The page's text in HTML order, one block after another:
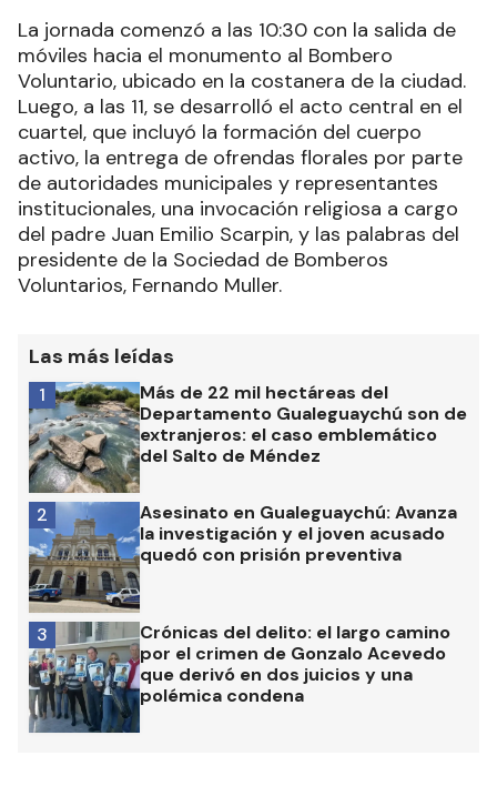
La jornada comenzó a las 10:30 con la salida de
móviles hacia el monumento al Bombero
Voluntario, ubicado en la costanera de la ciudad.
Luego, a las 11, se desarrolló el acto central en el
cuartel, que incluyó la formación del cuerpo
activo, la entrega de ofrendas florales por parte
de autoridades municipales y representantes
institucionales, una invocación religiosa a cargo
del padre Juan Emilio Scarpin, y las palabras del
presidente de la Sociedad de Bomberos
Voluntarios, Fernando Muller.
Las más leídas
Más de 22 mil hectáreas del
Departamento Gualeguaychú son de
extranjeros: el caso emblemático
del Salto de Méndez
1
Asesinato en Gualeguaychú: Avanza
la investigación y el joven acusado
quedó con prisión preventiva
2
Crónicas del delito: el largo camino
por el crimen de Gonzalo Acevedo
que derivó en dos juicios y una
polémica condena
3